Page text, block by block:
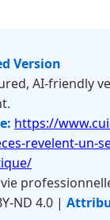
Version
AI-friendly
https://
revelent-un-
ND 4.0 |